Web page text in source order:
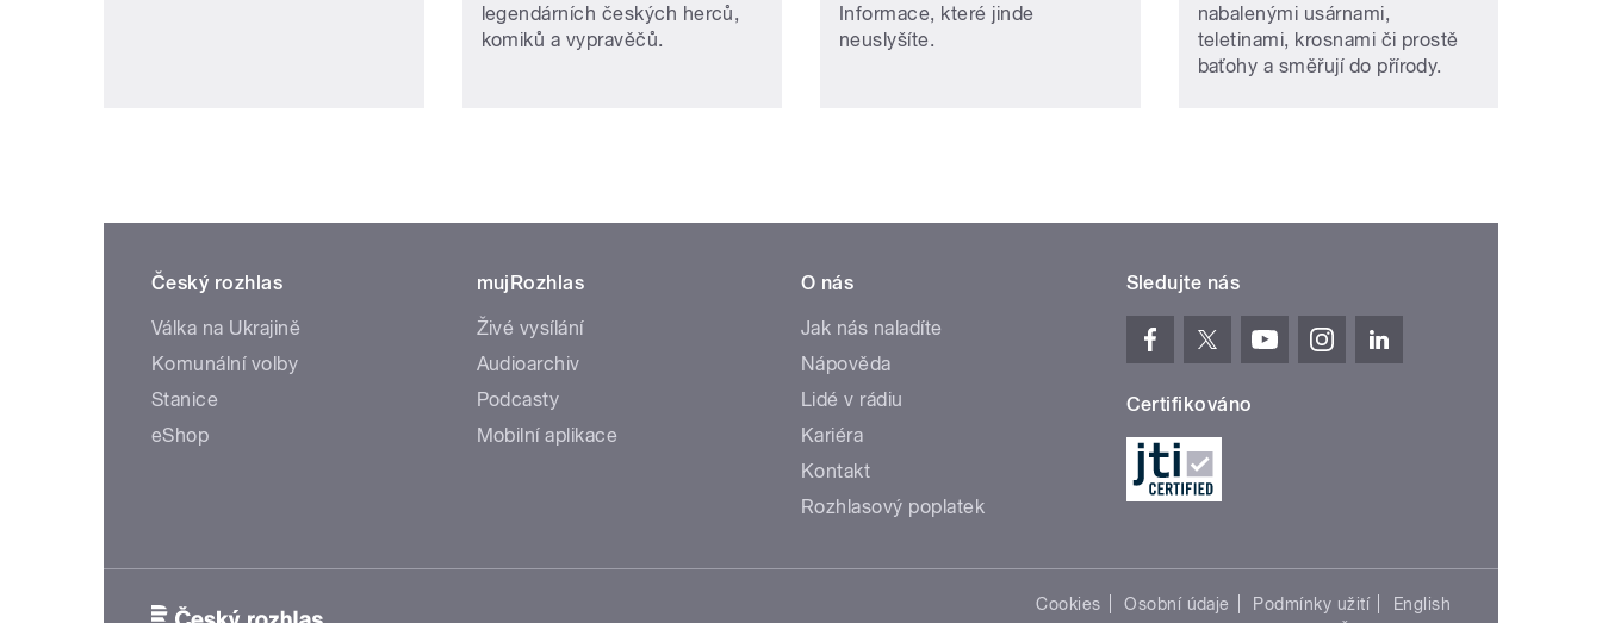
legendárních českých herců,
komiků a vypravěčů.
Informace, které jinde
neuslyšíte.
nabalenými usárnami,
teletinami, krosnami či prostě
baťohy a směřují do přírody.
Český rozhlas
Válka na Ukrajině
Komunální volby
Stanice
eShop
mujRozhlas
Živé vysílání
Audioarchiv
Podcasty
Mobilní aplikace
O nás
Jak nás naladíte
Nápověda
Lidé v rádiu
Kariéra
Kontakt
Rozhlasový poplatek
Sledujte nás
Certifikováno
Cookies Osobní údaje Podmínky užití
English